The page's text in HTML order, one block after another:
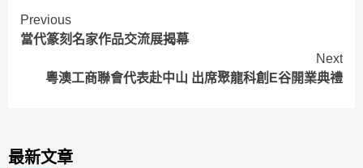
Continue
Reading
Previous
當代篆刻名家作品交流展揭幕
Next
粵澳工商聯會代表赴中山 出席聚龍科創E谷開業典禮
最新文章